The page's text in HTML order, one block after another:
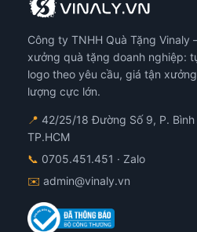
Công ty TNHH Quà Tặng Vinaly
xưởng quà tặng doanh nghiệp:
logo theo yêu cầu, giá tận
lượng cực lớn.
📍 42/25/18 Đường Số 9, P. Bình
TP.HCM
📞 0705.451.451 · Zalo
✉️ admin@vinaly.vn